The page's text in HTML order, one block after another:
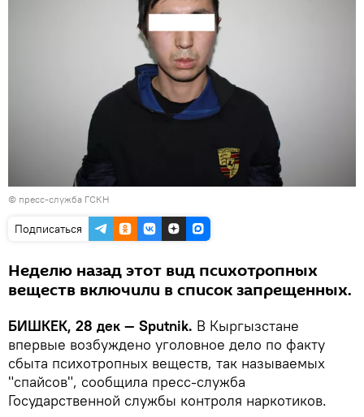
© пресс-служба ГСКН
Подписаться
Неделю назад этот вид психотропных
веществ включили в список запрещенных.
БИШКЕК, 28 дек — Sputnik. В Кыргызстане
впервые возбуждено уголовное дело по факту
сбыта психотропных веществ, так называемых
"спайсов", сообщила пресс-служба
Государственной службы контроля наркотиков.